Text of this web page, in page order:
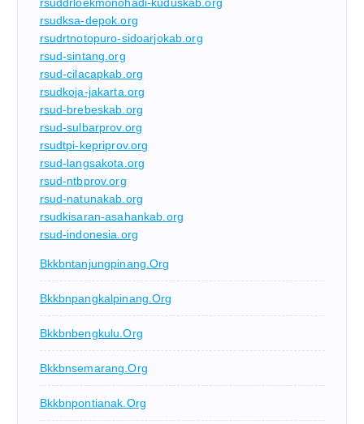
rsudksa-depok.org
rsudrtnotopuro-sidoarjokab.org
rsud-sintang.org
rsud-cilacapkab.org
rsudkoja-jakarta.org
rsud-brebeskab.org
rsud-sulbarprov.org
rsudtpi-kepriprov.org
rsud-langsakota.org
rsud-ntbprov.org
rsud-natunakab.org
rsudkisaran-asahankab.org
rsud-indonesia.org
Bkkbntanjungpinang.org
Bkkbnpangkalpinang.org
Bkkbnbengkulu.org
Bkkbnsemarang.org
Bkkbnpontianak.org